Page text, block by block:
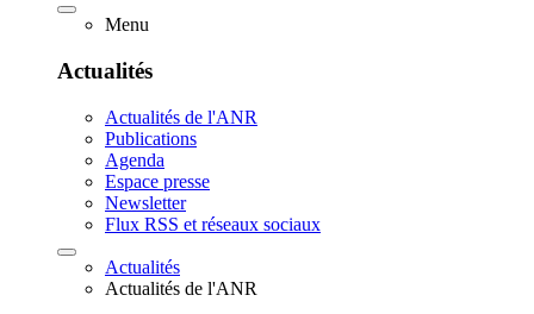
Menu
Actualités
Actualités de l'ANR
Publications
Agenda
Espace presse
Newsletter
Flux RSS et réseaux sociaux
Actualités
Actualités de l'ANR